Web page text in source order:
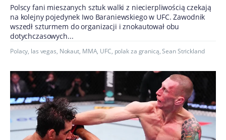
Polscy fani mieszanych sztuk walki z niecierpliwością czekają
na kolejny pojedynek Iwo Baraniewskiego w UFC. Zawodnik
wszedł szturmem do organizacji i znokautował obu
dotychczasowych...
Polacy, las vegas, Nokaut, MMA, UFC, polak za granicą,Sean Strickland